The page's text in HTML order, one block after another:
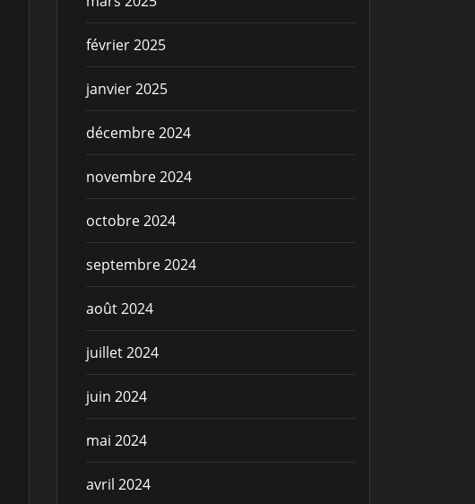
février 2025
janvier 2025
décembre 2024
novembre 2024
octobre 2024
septembre 2024
août 2024
juillet 2024
juin 2024
mai 2024
avril 2024